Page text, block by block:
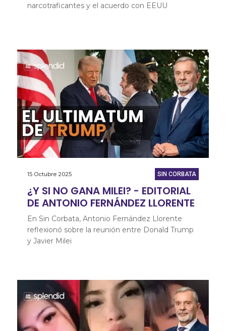
narcotraficantes y el acuerdo con EEUU
15 Octubre 2025 SIN CORBATA
¿Y SI NO GANA MILEI? - EDITORIAL
DE ANTONIO FERNÁNDEZ LLORENTE
En Sin Corbata, Antonio Fernández Llorente
reflexionó sobre la reunión entre Donald Trump
y Javier Milei